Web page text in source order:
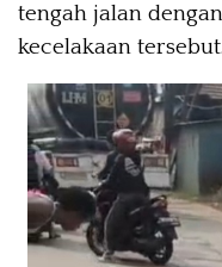
tengah jalan
kecelakaan tersebut.